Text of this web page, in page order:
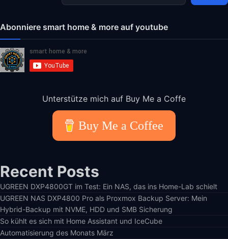
Abonniere smart home & more auf youtube
Unterstütze mich auf Buy Me a Coffe
Buy Me a Coffee
Recent Posts
UGREEN DXP4800GT im Test: Ein NAS, das ins Home-Lab schielt
UGREEN NAS DXP4800 Pro als Proxmox Backup Server: Mein
Hybrid-Backup mit NVME, HDD und SMB Sicherung
So kühlt es sich mit Home Assistant und IceCube
Automatisierung des Monats März